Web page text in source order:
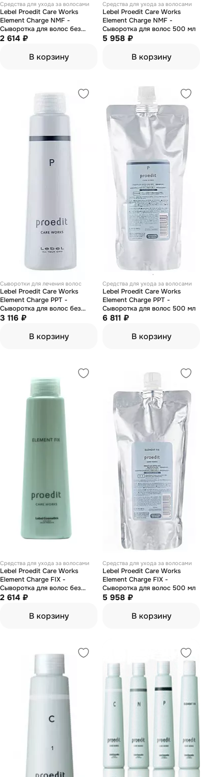
Средства для ухода за волосами
Lebel Proedit Care Works
Element Charge NMF -
Сыворотка для волос без
дозатора 150 мл
2 614 ₽
В корзину
Средства для ухода за волосами
Lebel Proedit Care Works
Element Charge NMF -
Сыворотка для волос 500 мл
5 958 ₽
В корзину
Сыворотки для лечения волос
Lebel Proedit Care Works
Element Charge PPT -
Сыворотка для волос без
дозатора 150 мл
3 116 ₽
В корзину
Средства для ухода за волосами
Lebel Proedit Care Works
Element Charge PPT -
Сыворотка для волос 500 мл
6 811 ₽
В корзину
Средства для ухода за волосами
Lebel Proedit Care Works
Element Charge FIX -
Сыворотка для волос без
дозатора 150 мл
2 614 ₽
В корзину
Средства для ухода за волосами
Lebel Proedit Care Works
Element Charge FIX -
Сыворотка для волос 500 мл
5 958 ₽
В корзину